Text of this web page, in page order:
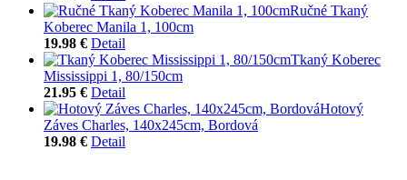
Ručné Tkaný
Koberec Manila 1, 100cm
19.98 € Detail
Tkaný Koberec
Mississippi 1, 80/150cm
21.95 € Detail
Hotový
Záves Charles, 140x245cm, Bordová
19.98 € Detail